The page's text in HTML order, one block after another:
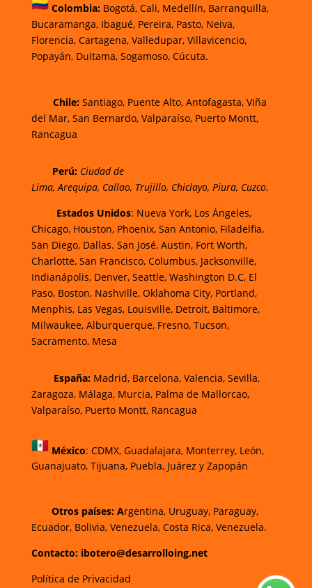
Colombia: Bogotá,Cali, Medellín, Barranquilla,
Bucaramanga,Ibagué,Pereira,Pasto, Neiva,
Florencia, Cartagena, Valledupar, Villavicencio,
Popayán, Duitama, Sogamoso, Cúcuta.
Chile:Santiago, Puente Alto, Antofagasta, Viña
del Mar, San Bernardo, Valparaíso, Puerto Montt,
Rancagua
Perú: Ciudad de
Lima, Arequipa, Callao, Trujillo, Chiclayo, Piura, Cuzco.
Estados Unidos: Nueva York, Los Ángeles,
Chicago, Houston, Phoenix, San Antonio, Filadelfia,
San Diego, Dallas. San José, Austin, Fort Worth,
Charlotte, San Francisco, Columbus, Jacksonville,
Indianápolis, Denver, Seattle, Washington D.C, El
Paso, Boston, Nashville, Oklahoma City, Portland,
Menphis, Las Vegas, Louisville, Detroit, Baltimore,
Milwaukee, Alburquerque, Fresno, Tucson,
Sacramento, Mesa
España: Madrid, Barcelona, Valencia, Sevilla,
Zaragoza, Málaga, Murcia, Palma de Mallorcao,
Valparaíso, Puerto Montt, Rancagua
México: CDMX, Guadalajara, Monterrey, León,
Guanajuato, Tijuana, Puebla, Juárez y Zapopán
Otros países: Argentina, Uruguay, Paraguay,
Ecuador, Bolivia, Venezuela, Costa Rica, Venezuela.
Contacto: ibotero@desarrolloing.net
Política de Privacidad